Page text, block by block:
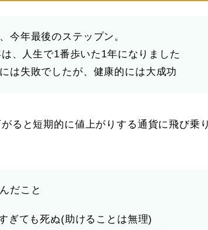
今年最後のステップン。
、人生で1番歩いた1年になりました
は失敗でしたが、健康的には大成功
ると短期的に値上がりする通貨に飛び乗
だこと
ぎても死ぬ(助けることは無理)